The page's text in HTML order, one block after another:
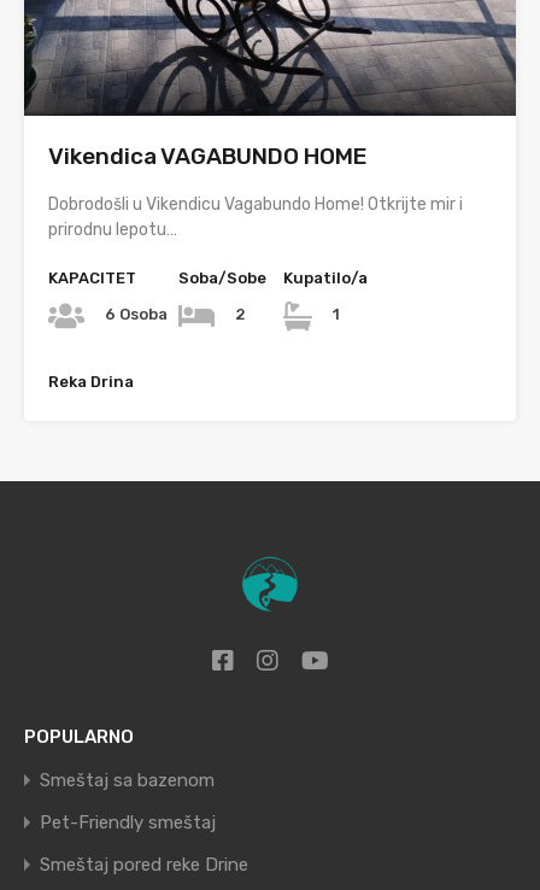
Vikendica VAGABUNDO HOME
Dobrodošli u Vikendicu Vagabundo Home! Otkrijte mir i
prirodnu lepotu…
KAPACITET
6 Osoba
Soba/Sobe
2
Kupatilo/a
1
Reka Drina
POPULARNO
Smeštaj sa bazenom
Pet-Friendly smeštaj
Smeštaj pored reke Drine